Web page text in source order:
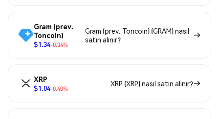
Gram (prev.
Toncoin)
$1.34-0.34%
Gram (prev. Toncoin) (GRAM) nasıl
satın alınır?
XRP
$1.04-0.40%
XRP (XRP) nasıl satın alınır?